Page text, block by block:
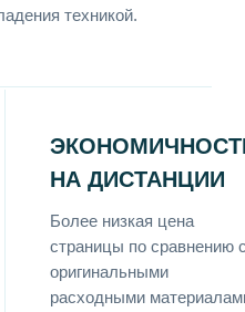
техникой.
НА ДИСТАНЦИИ
Более низкая цена
страницы по сравнению
оригинальными
расходными